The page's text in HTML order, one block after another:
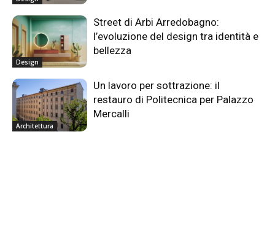
Design
Street di Arbi Arredobagno:
l’evoluzione del design tra identità e
bellezza
Architettura
Un lavoro per sottrazione: il
restauro di Politecnica per Palazzo
Mercalli